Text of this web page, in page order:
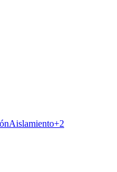
Aislamiento+2